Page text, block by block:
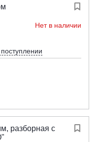

Нет в наличии

разборная с